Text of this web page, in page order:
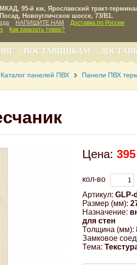
95-й км, Ярославский тракт-
Новоугличское шоссе, 73/B1.
НАПИШИТЕ НАМ
Доставка по России
Как заказать товар?
ПОСТАВЩИКАМ
Каталог панелей ПВХ Панели ПВХ
Цена:395
кол-во
Артикул: GLP-
Размер (мм):
Назначение:
для стен
Толщина (мм):
Замковое
Тема: